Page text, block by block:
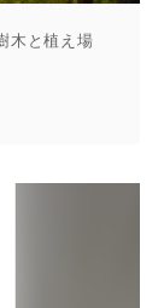
木と植え場